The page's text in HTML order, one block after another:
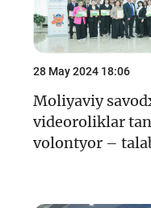
28 May 2024 18:06
Moliyaviy
videoroliklar
volontyor –